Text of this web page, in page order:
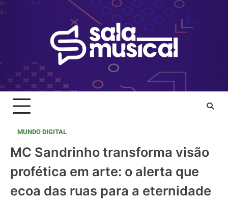
Skip
to
MUNDO DIGITAL
MC Sandrinho transforma visão
profética em arte: o alerta que
ecoa das ruas para a eternidade